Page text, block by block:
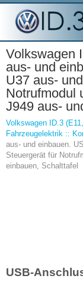
Volkswagen
aus- und
U37 aus-
Notrufmodul
J949 aus-
Volkswagen ID.3
Fahrzeugelektrik ::
aus- und einbauen.
Steuergerät für
einbauen, Schalttafel
USB-